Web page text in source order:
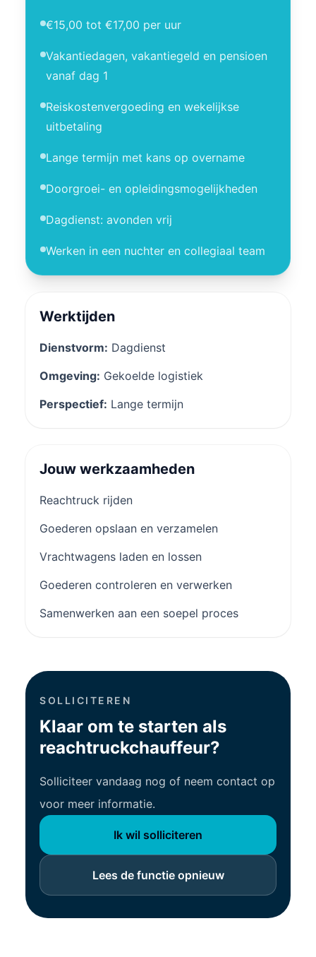
€15,00 tot €17,00 per uur
Vakantiedagen, vakantiegeld en pensioen
vanaf dag 1
Reiskostenvergoeding en wekelijkse
uitbetaling
Lange termijn met kans op overname
Doorgroei- en opleidingsmogelijkheden
Dagdienst: avonden vrij
Werken in een nuchter en collegiaal team
Werktijden
Dienstvorm: Dagdienst
Omgeving: Gekoelde logistiek
Perspectief: Lange termijn
Jouw werkzaamheden
Reachtruck rijden
Goederen opslaan en verzamelen
Vrachtwagens laden en lossen
Goederen controleren en verwerken
Samenwerken aan een soepel proces
SOLLICITEREN
Klaar om te starten als
reachtruckchauffeur?
Solliciteer vandaag nog of neem contact op
voor meer informatie.
Ik wil solliciteren
Lees de functie opnieuw